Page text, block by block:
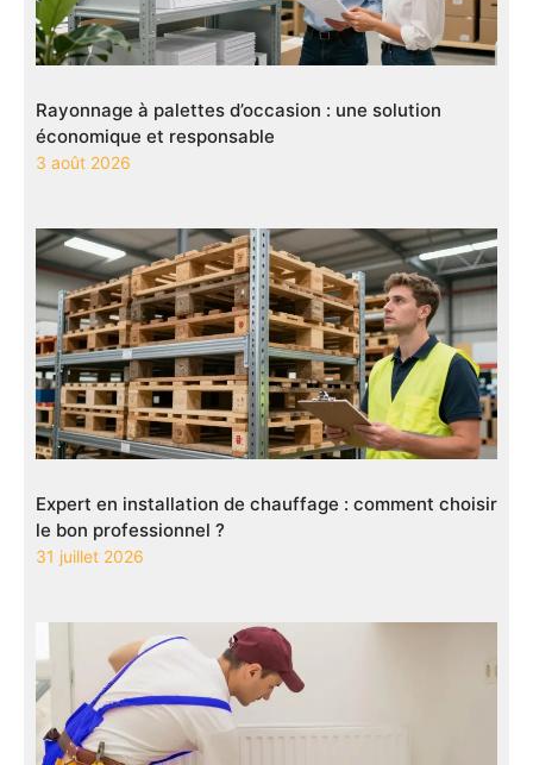
Rayonnage à palettes d’occasion : une solution
économique et responsable
3 août 2026
Expert en installation de chauffage : comment choisir
le bon professionnel ?
31 juillet 2026